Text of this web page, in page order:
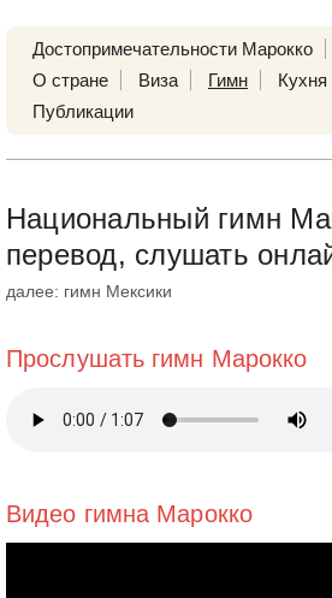
Достопримечательности Марокко
О стране
Виза Гимн
Публикации
Национальный гимн
перевод, слушать
далее: гимн Мексики
Прослушать гимн Марокко
Видео гимна Марокко